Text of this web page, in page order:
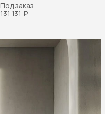
Под заказ
131 131 ₽